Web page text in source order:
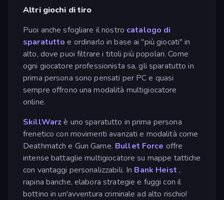
Altri giochi di tiro
Puoi anche sfogliare il nostro catalogo di
sparatutto e ordinarlo in base ai "più giocati" in
alto, dove puoi filtrare i titoli più popolari. Come
ogni giocatore professionista sa, gli sparatutto in
prima persona sono pensati per PC e quasi
sempre offrono una modalità multigiocatore
online.
SkillWarzè uno sparatutto in prima persona
frenetico con movimenti avanzati e modalità come
Deathmatch e Gun Game. Bullet Force offre
intense battaglie multigiocatore su mappe tattiche
con vantaggi personalizzabili. In Bank Heist ,
rapina banche, elabora strategie e fuggi con il
bottino in un'avventura criminale ad alto rischio!